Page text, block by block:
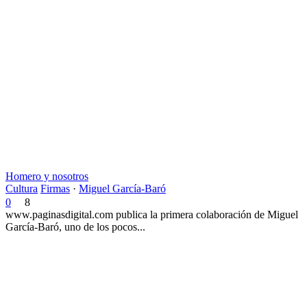
Homero y nosotros
Cultura Firmas · Miguel García-Baró
0
8
www.paginasdigital.com publica la primera colaboración de Miguel
García-Baró, uno de los pocos...